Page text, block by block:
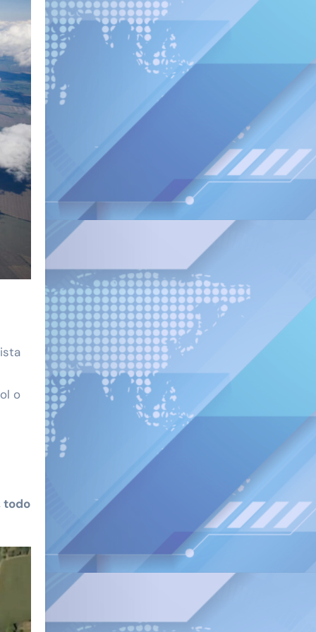
o
todo